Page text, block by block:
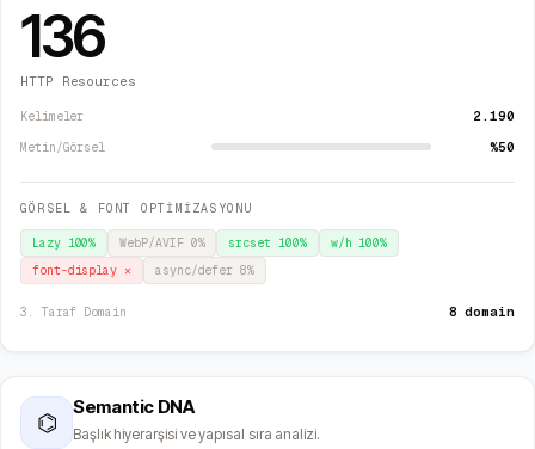
136
HTTP Resources
Kelimeler 2.190
Metin/Görsel %50
GÖRSEL & FONT OPTİMİZASYONU
Lazy 100% WebP/AVIF 0% srcset 100% w/h100%
font-display ✕ async/defer8%
3. Taraf Domain 8 domain
⌬
Semantic DNA
Başlık hiyerarşisi ve yapısal sıra analizi.